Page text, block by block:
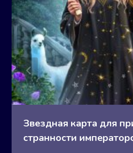
Звездная карта для
странности